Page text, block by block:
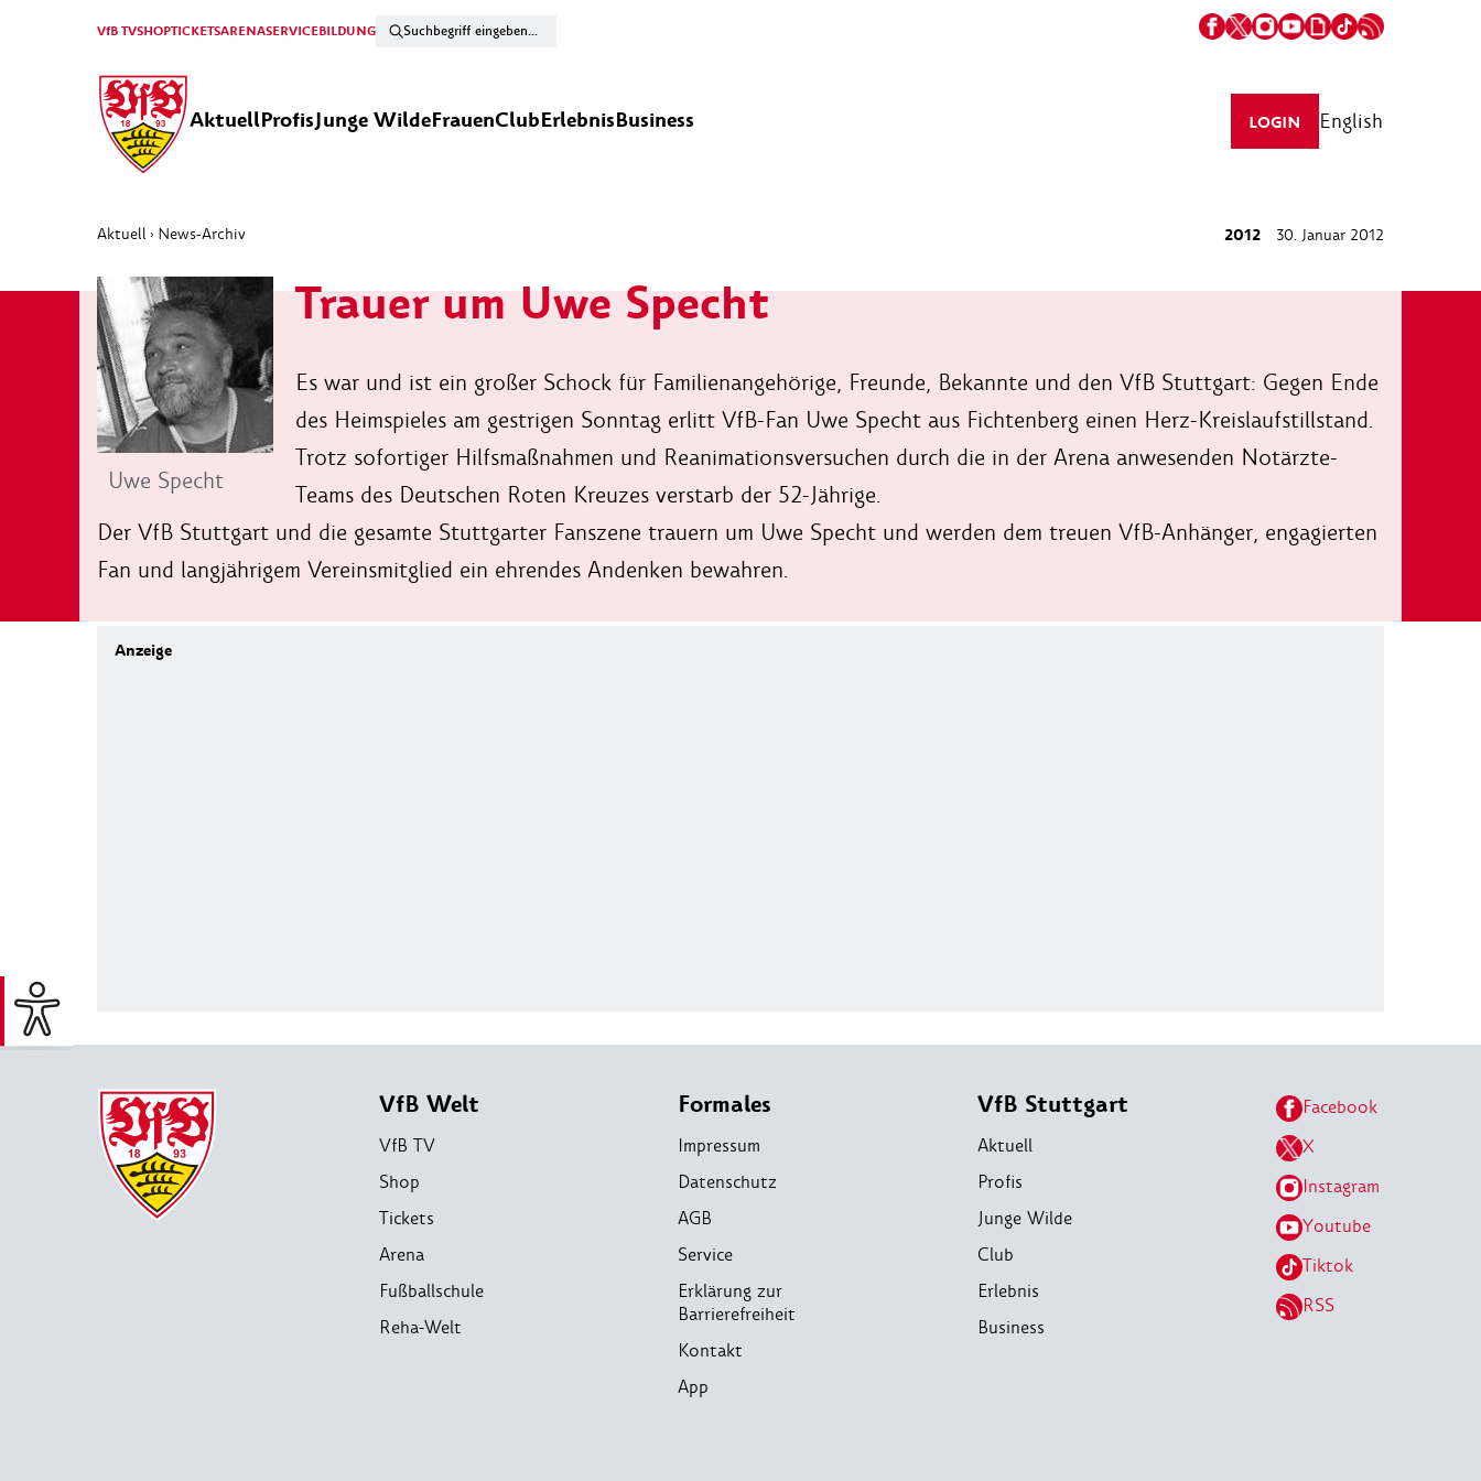
VfB TVSHOPTICKETSARENASERVICEBILDUNG
AktuellProfisJunge WildeFrauenClubErlebnisBusiness LOGIN English
Aktuell › News-Archiv 2012 30. Januar 2012
Uwe Specht
Trauer um Uwe Specht
Es war und ist ein großer Schock für Familienangehörige, Freunde, Bekannte und den VfB Stuttgart: Gegen Ende
des Heimspieles am gestrigen Sonntag erlitt VfB-Fan Uwe Specht aus Fichtenberg einen Herz-Kreislaufstillstand.
Trotz sofortiger Hilfsmaßnahmen und Reanimationsversuchen durch die in der Arena anwesenden Notärzte-
Teams des Deutschen Roten Kreuzes verstarb der 52-Jährige.
Der VfB Stuttgart und die gesamte Stuttgarter Fanszene trauern um Uwe Specht und werden dem treuen VfB-Anhänger, engagierten
Fan und langjährigem Vereinsmitglied ein ehrendes Andenken bewahren.
VfB Welt
VfB TV
Shop
Tickets
Arena
Fußballschule
Reha-Welt
Formales
Impressum
Datenschutz
AGB
Service
Erklärung zur
Barrierefreiheit
Kontakt
App
VfB Stuttgart
Aktuell
Profis
Junge Wilde
Club
Erlebnis
Business
Facebook
X
Instagram
Youtube
Tiktok
RSS